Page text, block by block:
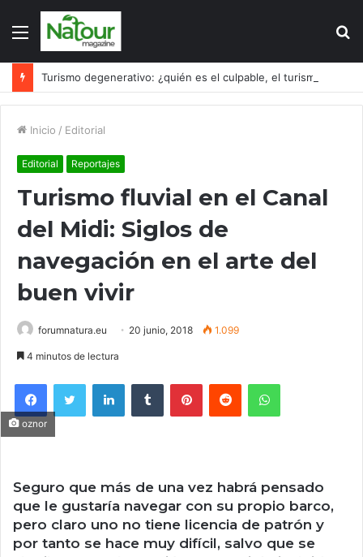
Menú
Inicio / Editorial
Editorial Reportajes
Turismo fluvial en el Canal
del Midi: Siglos de
navegación en el arte del
buen vivir
forumnatura.eu 20 junio, 2018 1.099
4 minutos de lectura
FacebookTwitter LinkedInTumblr PinterestReddit WhatsApp
oznor
Seguro que más de una vez habrá pensado
que le gustaría navegar con su propio barco,
pero claro uno no tiene licencia de patrón y
por tanto se hace muy difícil, salvo que se